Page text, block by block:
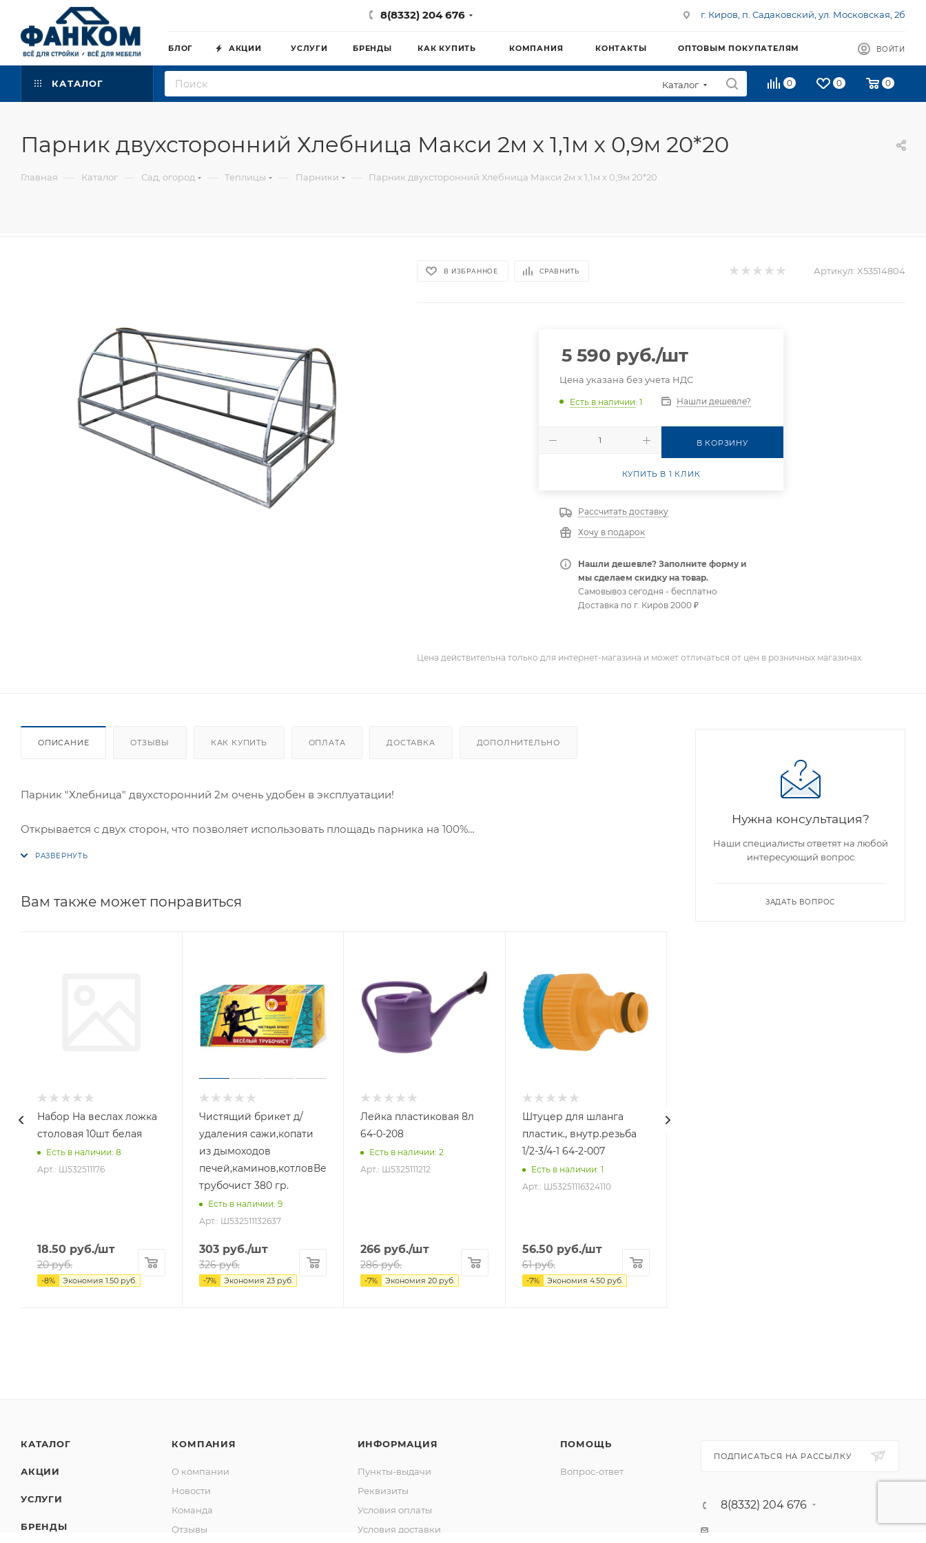
8(8332) 204 676 г. Киров, п. Садаковский, ул. Московская, 2б
БЛОГ АКЦИИ УСЛУГИ БРЕНДЫ КАК КУПИТЬ КОМПАНИЯ КОНТАКТЫ ОПТОВЫМ ПОКУПАТЕЛЯМ ВОЙТИ
КАТАЛОГ Каталог 0 0 0
Парник двухсторонний Хлебница Макси 2м х 1,1м х 0,9м 20*20
Главная — Каталог — Сад, огород — Теплицы — Парники — Парник двухсторонний Хлебница Макси 2м х 1,1м х 0,9м 20*20
В ИЗБРАННОЕ СРАВНИТЬ Артикул: X53514804
5 590 руб./шт
Цена указана без учета НДС
Есть в наличии: 1 Нашли дешевле?
В КОРЗИНУ
КУПИТЬ В 1 КЛИК
Рассчитать доставку
Хочу в подарок
Нашли дешевле? Заполните форму и
мы сделаем скидку на товар.
Самовывоз сегодня - бесплатно
Доставка по г. Киров 2000 ₽
Цена действительна только для интернет-магазина и может отличаться от цен в розничных магазинах.
ОПИСАНИЕ ОТЗЫВЫ КАК КУПИТЬ ОПЛАТА ДОСТАВКА ДОПОЛНИТЕЛЬНО
Парник "Хлебница" двухсторонний 2м очень удобен в эксплуатации!
Открывается с двух сторон, что позволяет использовать площадь парника на 100%
Устанавливается на любое основание.
Вам также может понравиться
Набор На веслах ложка
столовая 10шт белая
Есть в наличии: 8
Арт.: Ш532511176
18.50 руб./шт
20руб.
-8% Экономия 1.50 руб.
Чистящий брикет д/
удаления сажи,копати
из дымоходов
печей,каминов,котловВеселый
трубочист 380 гр.
Есть в наличии: 9
Арт.: Ш532511132637
303руб./шт
326руб.
-7% Экономия 23руб.
Лейка пластиковая 8л
64-0-208
Есть в наличии: 2
Арт.: Ш5325111212
266 руб./шт
286руб.
-7% Экономия 20 руб.
Штуцер для шланга
пластик., внутр.резьба
1/2-3/4-1 64-2-007
Есть в наличии: 1
Арт.: Ш53251116324110
56.50руб./шт
61руб.
-7% Экономия 4.50руб.
Нужна консультация?
Наши специалисты ответят на любой
интересующий вопрос
ЗАДАТЬ ВОПРОС
КАТАЛОГ
АКЦИИ
УСЛУГИ
БРЕНДЫ
КОМПАНИЯ
О компании
Новости
Команда
Отзывы
ИНФОРМАЦИЯ
Пункты-выдачи
Реквизиты
Условия оплаты
Условия доставки
ПОМОЩЬ
Вопрос-ответ
ПОДПИСАТЬСЯ НА РАССЫЛКУ
8(8332) 204 676